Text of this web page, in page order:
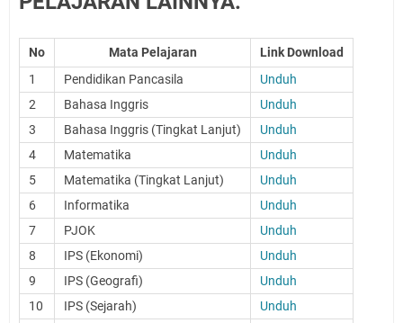
No Mata Pelajaran
Link Download
1
Pendidikan Pancasila
Unduh
2
Bahasa Inggris
Unduh
3
Bahasa Inggris (Tingkat Lanjut)
Unduh
4
Matematika
Unduh
5
Matematika (Tingkat Lanjut)
Unduh
6
Informatika
Unduh
7
PJOK
Unduh
8
IPS (Ekonomi)
Unduh
9
IPS (Geografi)
Unduh
10
IPS (Sejarah)
Unduh